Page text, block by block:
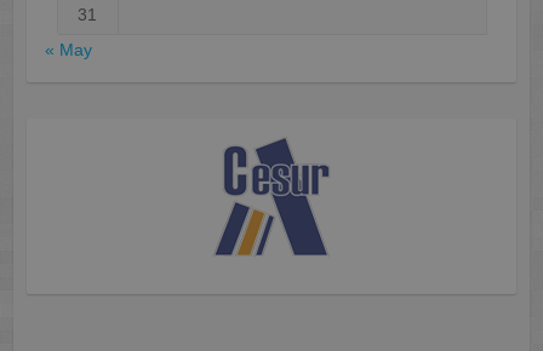
31
« May